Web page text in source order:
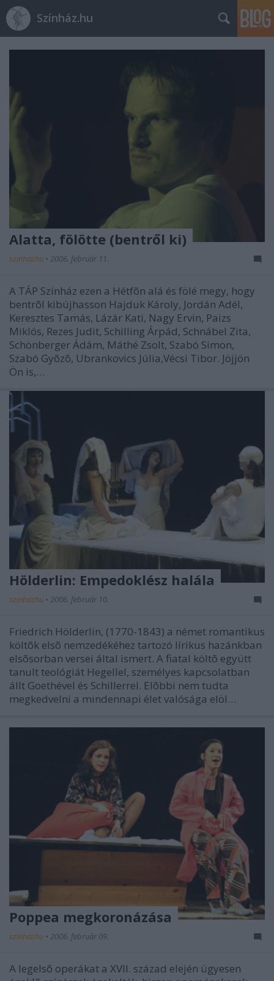
Színház.hu
Alatta, fölötte (bentről ki)
szinhazhu • 2006. február 11.
A TÁP Színház ezen a Hétfõn alá és fölé megy, hogy
bentrõl kibújhasson Hajduk Károly, Jordán Adél,
Keresztes Tamás, Lázár Kati, Nagy Ervin, Paizs
Miklós, Rezes Judit, Schilling Árpád, Schnábel Zita,
Schönberger Ádám, Máthé Zsolt, Szabó Simon,
Szabó Gyõzõ, Ubrankovics Júlia,Vécsi Tibor. Jöjjön
Ön is,…
Hölderlin: Empedoklész halála
szinhazhu • 2006. február 10.
Friedrich Hölderlin, (1770-1843) a német romantikus
költõk elsõ nemzedékéhez tartozó lírikus hazánkban
elsõsorban versei által ismert. A fiatal költõ együtt
tanult teológiát Hegellel, személyes kapcsolatban
állt Goethével és Schillerrel. Elõbbi nem tudta
megkedvelni a mindennapi élet valósága elöl…
Poppea megkoronázása
szinhazhu • 2006. február 09.
A legelsõ operákat a XVII. század elején ügyesen